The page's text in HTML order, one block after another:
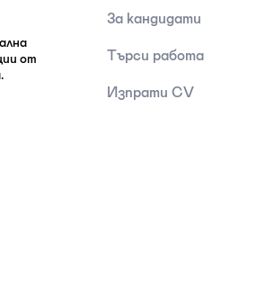
от
За кандидати
Търси работа
Изпрати CV